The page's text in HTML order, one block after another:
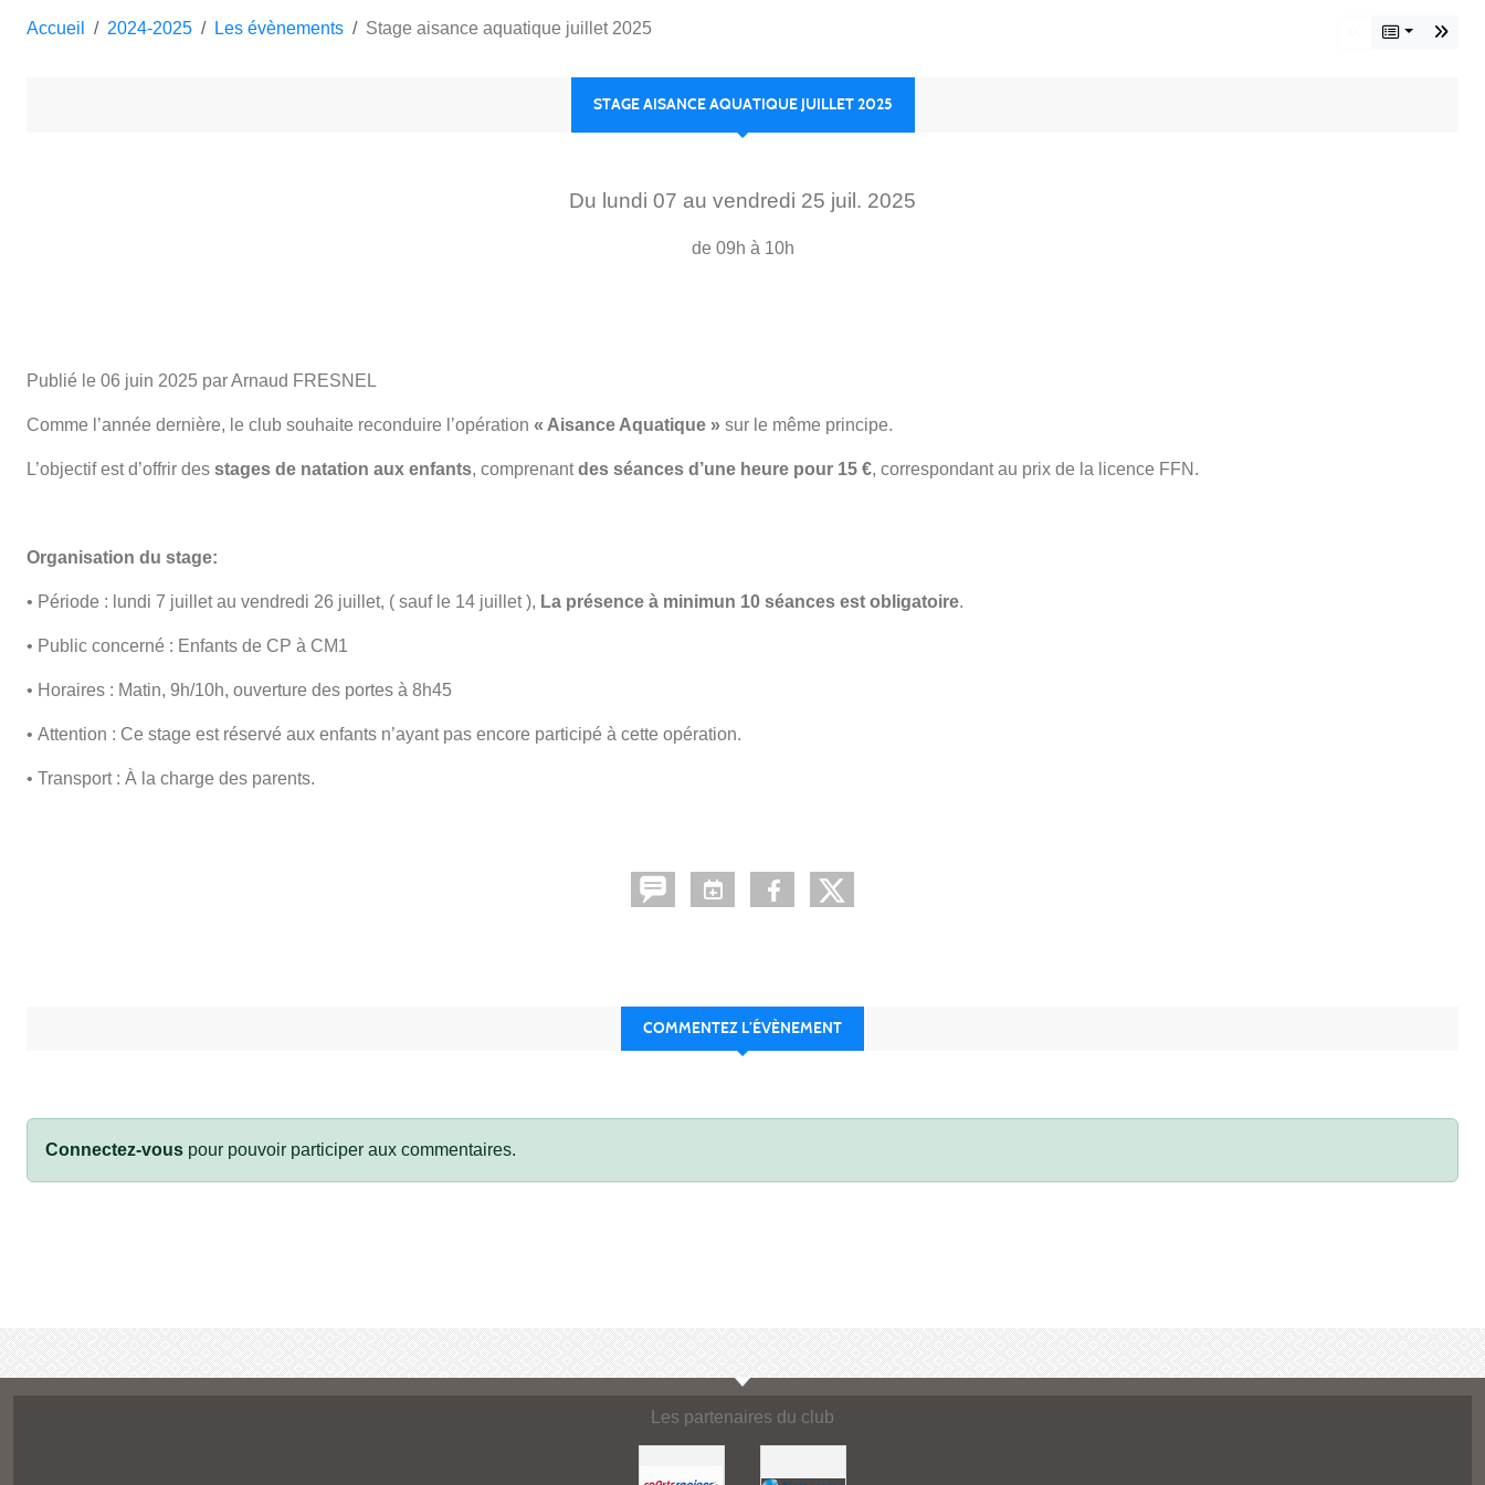
Accueil 2024-2025 Les évènements Stage aisance aquatique juillet 2025
STAGE AISANCE AQUATIQUE JUILLET 2025
Du lundi 07 au vendredi 25 juil. 2025
de 09h à 10h
Publié le 06 juin 2025 par Arnaud FRESNEL
Comme l’année dernière, le club souhaite reconduire l’opération « Aisance Aquatique » sur le même principe.
L’objectif est d’offrir des stages de natation aux enfants, comprenantdes séances d’une heure pour 15 €, correspondant au prix de la licence FFN.
Organisation du stage:
• Période : lundi 7 juillet au vendredi 26 juillet, ( sauf le 14 juillet ), La présence à minimun 10 séances est obligatoire.
• Public concerné : Enfants de CP à CM1
• Horaires : Matin, 9h/10h, ouverture des portes à 8h45
• Attention : Ce stage est réservé aux enfants n’ayant pas encore participé à cette opération.
• Transport : À la charge des parents.
COMMENTEZ L’ÉVÈNEMENT
Connectez-vous pour pouvoir participer aux commentaires.
Les partenaires du club